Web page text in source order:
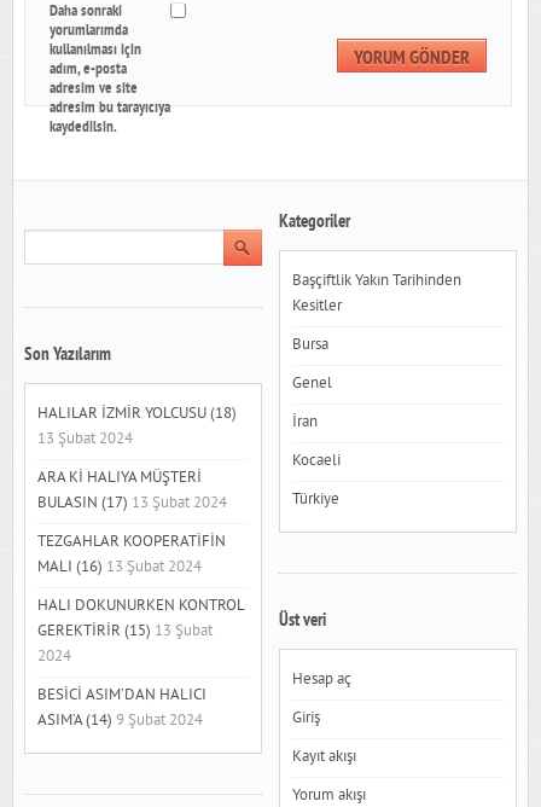
Daha sonraki
yorumlarımda
kullanılması için
adım, e-posta
adresim ve site
adresim bu tarayıcıya
kaydedilsin.
Son Yazılarım
HALILAR İZMİR YOLCUSU (18)
13 Şubat 2024
ARA Kİ HALIYA MÜŞTERİ
BULASIN (17) 13 Şubat 2024
TEZGAHLAR KOOPERATİFİN
MALI (16) 13 Şubat 2024
HALI DOKUNURKEN KONTROL
GEREKTİRİR (15) 13 Şubat
2024
BESİCİ ASIM’DAN HALICI
ASIM’A (14) 9 Şubat 2024
Kategoriler
Başçiftlik Yakın Tarihinden
Kesitler
Bursa
Genel
İran
Kocaeli
Türkiye
Üst veri
Hesap aç
Giriş
Kayıt akışı
Yorum akışı